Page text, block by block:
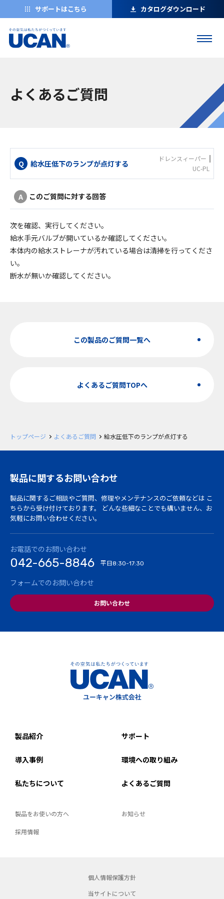
サポートはこちら カタログダウンロード
よくあるご質問
給水圧低下のランプが点灯する
ドレンスィーパー
UC-PL
このご質問に対する回答
次を確認、実行してください。
給水手元バルブが開いているか確認してください。
本体内の給水ストレーナが汚れている場合は清掃を行ってくださ
い。
断水が無いか確認してください。
この製品のご質問一覧へ
よくあるご質問TOPへ
トップページ よくあるご質問 給水圧低下のランプが点灯する
製品に関するお問い合わせ
製品に関するご相談やご質問、修理やメンテナンスのご依頼などは こ
ちらから受け付けております。
どんな些細なことでも構いません、お
気軽にお問い合わせください。
お電話でのお問い合わせ
042-665-8846 平日8:30-17:30
フォームでのお問い合わせ
お問い合わせ
製品紹介 サポート
導入事例 環境への取り組み
私たちについて よくあるご質問
製品をお使いの方へ お知らせ
採用情報
個人情報保護方針
当サイトについて